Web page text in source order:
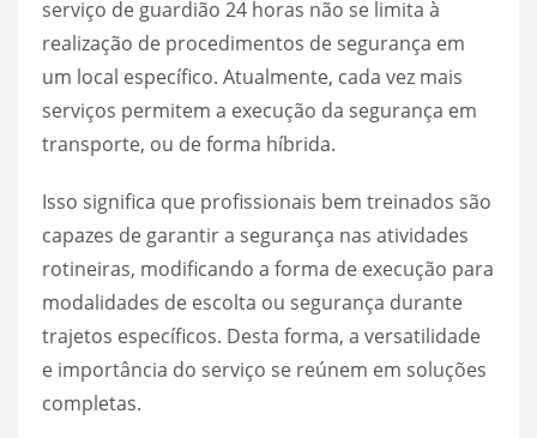
serviço de guardião 24 horas não se limita à
realização de procedimentos de segurança em
um local específico. Atualmente, cada vez mais
serviços permitem a execução da segurança em
transporte, ou de forma híbrida.
Isso significa que profissionais bem treinados são
capazes de garantir a segurança nas atividades
rotineiras, modificando a forma de execução para
modalidades de escolta ou segurança durante
trajetos específicos. Desta forma, a versatilidade
e importância do serviço se reúnem em soluções
completas.